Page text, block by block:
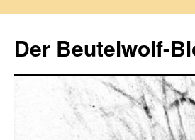
springen
Der Beutelwolf-